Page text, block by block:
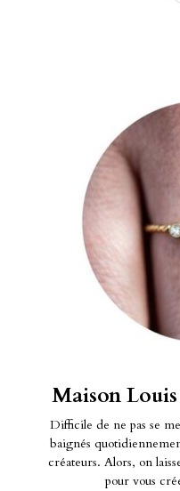
Maison
Difficile de ne pas se
baignés
créateurs. Alors, on
pour vous